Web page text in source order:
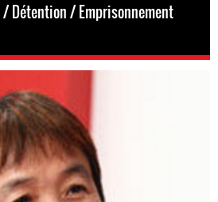
Détention / Emprisonnement